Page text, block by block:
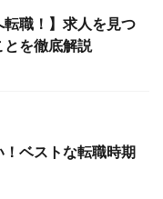
転職！】求人を見つ
とを徹底解説
！ベストな転職時期